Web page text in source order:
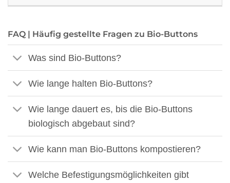
FAQ | Häufig gestellte Fragen zu Bio-Buttons
Was sind Bio-Buttons?
Wie lange halten Bio-Buttons?
Wie lange dauert es, bis die Bio-Buttons
biologisch abgebaut sind?
Wie kann man Bio-Buttons kompostieren?
Welche Befestigungsmöglichkeiten gibt